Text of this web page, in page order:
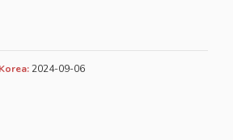
2024-09-06